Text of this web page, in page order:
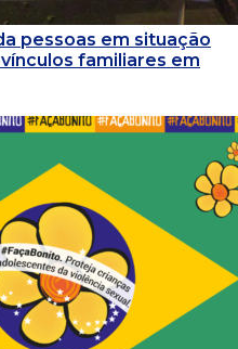
pessoas em situação
familiares em